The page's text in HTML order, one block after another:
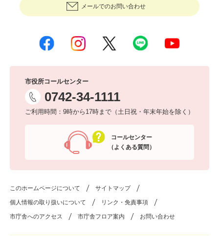
メールでのお問い合わせ
市役所コールセンター
0742-34-1111
ご利用時間：9時から17時まで（土日祝・年末年始を除く）
コールセンター
（よくある質問）
このホームページについて サイトマップ
個人情報の取り扱いについて リンク・免責事項
市庁舎へのアクセス 市庁舎フロア案内 お問い合わせ